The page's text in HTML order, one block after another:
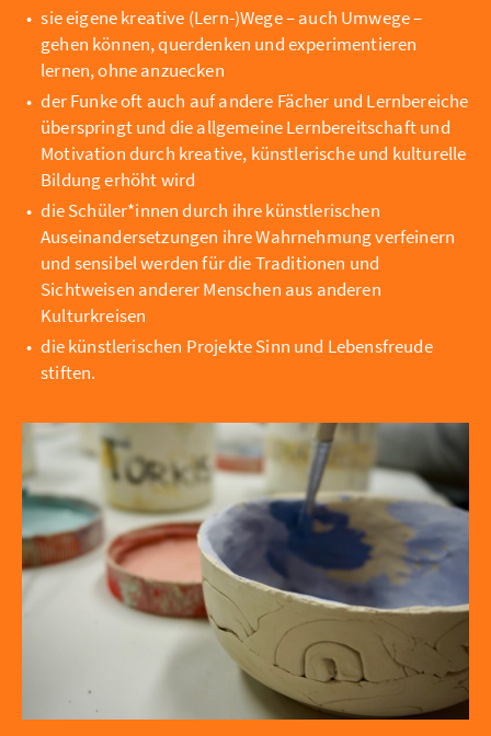
sie eigene kreative (Lern-)Wege – auch Umwege –
gehen können, querdenken und experimentieren
lernen, ohne anzuecken
der Funke oft auch auf andere Fächer und Lernbereiche
überspringt und die allgemeine Lernbereitschaft und
Motivation durch kreative, künstlerische und kulturelle
Bildung erhöht wird
die Schüler*innen durch ihre künstlerischen
Auseinandersetzungen ihre Wahrnehmung verfeinern
und sensibel werden für die Traditionen und
Sichtweisen anderer Menschen aus anderen
Kulturkreisen
die künstlerischen Projekte Sinn und Lebensfreude
stiften.